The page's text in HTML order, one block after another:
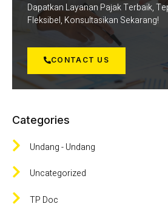
Dapatkan Layanan Pajak Terbaik,
Fleksibel, Konsultasikan Sekarang!
CONTACT US
Categories
Undang - Undang
Uncategorized
TP Doc